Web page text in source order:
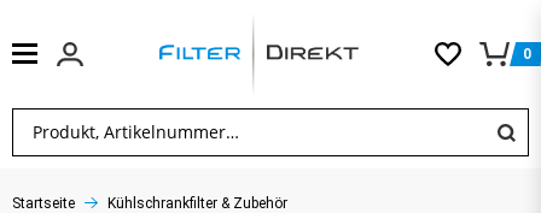
0
Startseite Kühlschrankfilter & Zubehör